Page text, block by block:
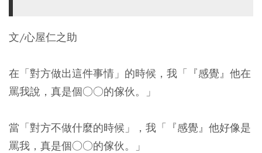
文/心屋仁之助
在「對方做出這件事情」的時候，我「『感覺』他在
罵我說，真是個○○的傢伙。」
當「對方不做什麼的時候」，我「『感覺』他好像是
罵我，真是個○○的傢伙。」